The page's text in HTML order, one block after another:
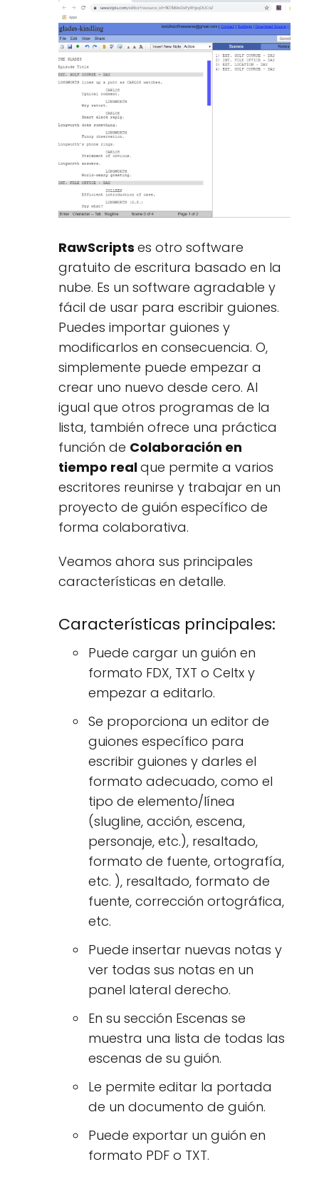
RawScripts es otro software
gratuito de escritura basado en la
nube. Es un software agradable y
fácil de usar para escribir guiones.
Puedes importar guiones y
modificarlos en consecuencia. O,
simplemente puede empezar a
crear uno nuevo desde cero. Al
igual que otros programas de la
lista, también ofrece una práctica
función de Colaboración en
tiempo realque permite a varios
escritores reunirse y trabajar en un
proyecto de guión específico de
forma colaborativa.
Veamos ahora sus principales
características en detalle.
Características principales:
Puede cargar un guión en
formato FDX, TXT o Celtx y
empezar a editarlo.
Se proporciona un editor de
guiones específico para
escribir guiones y darles el
formato adecuado, como el
tipo de elemento/línea
(slugline, acción, escena,
personaje, etc.), resaltado,
formato de fuente, ortografía,
etc. ), resaltado, formato de
fuente, corrección ortográfica,
etc.
Puede insertar nuevas notas y
ver todas sus notas en un
panel lateral derecho.
En su sección Escenas se
muestra una lista de todas las
escenas de su guión.
Le permite editar la portada
de un documento de guión.
Puede exportar un guión en
formato PDF o TXT.